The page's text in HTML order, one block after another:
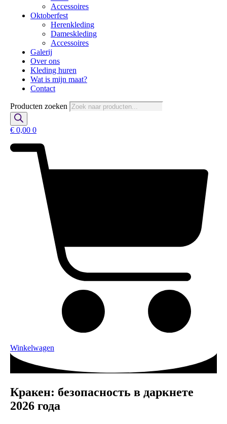
Accessoires
Oktoberfest
Herenkleding
Dameskleding
Accessoires
Galerij
Over ons
Kleding huren
Wat is mijn maat?
Contact
Producten zoeken
€ 0,00 0
Winkelwagen
Кракен: безопасность в даркнете
2026 года